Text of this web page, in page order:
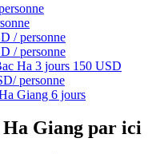
/ personne
/ personne
Ha 3 jours 150 USD
personne
Giang 6 jours
Ha Giang par ici